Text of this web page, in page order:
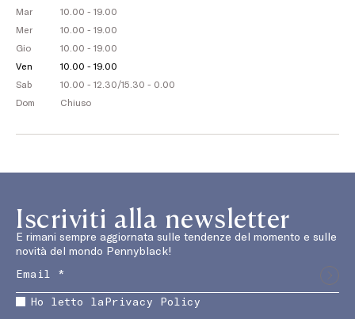
Mar
10.00 - 19.00
Mer
10.00 - 19.00
Gio
10.00 - 19.00
Ven
10.00 - 19.00
Sab
10.00 - 12.30/15.30 - 0.00
Dom
Chiuso
Iscriviti alla newsletter
E rimani sempre aggiornata sulle tendenze del momento e sulle
novità del mondo Pennyblack!
Ho letto laPrivacy Policy